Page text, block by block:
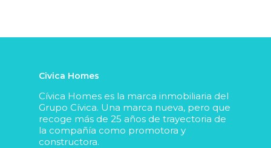
Civica Homes
Cívica Homes es la marca inmobiliaria del
Grupo Cívica. Una marca nueva, pero que
recoge más de 25 años de trayectoria de
la compañía como promotora y
constructora.